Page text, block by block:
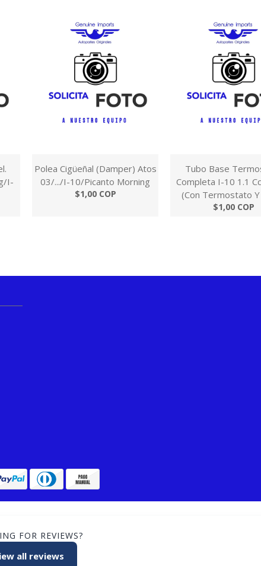
I-
Polea Cigüeñal (Damper) Atos
03/.../I-10/Picanto Morning
$1,00 COP
Tubo Base
Completa I-10 1.1
(Con Termostato
$1,00 COP
FOR REVIEWS?
all reviews